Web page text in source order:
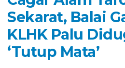
Sekarat, Balai
KLHK Palu
‘Tutup Mata’